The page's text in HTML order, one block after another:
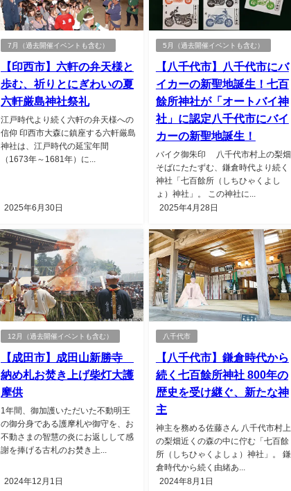
7月（過去開催イベントも含む）
【印西市】六軒の弁天様と
歩む、祈りとにぎわいの夏
六軒厳島神社祭礼
江戸時代より続く六軒の弁天様への
信仰 印西市大森に鎮座する六軒厳島
神社は、江戸時代の延宝年間
（1673年～1681年）に...
2025年6月30日
5月（過去開催イベントも含む）
【八千代市】八千代市にバ
イカーの新聖地誕生！七百
餘所神社が「オートバイ神
社」に認定八千代市にバイ
カーの新聖地誕生！
バイク御朱印 八千代市村上の梨畑
そばにたたずむ、鎌倉時代より続く
神社「七百餘所（しちひゃくよし
ょ）神社」。 この神社に...
2025年4月28日
12月（過去開催イベントも含む）
【成田市】成田山新勝寺
納め札お焚き上げ柴灯大護
摩供
1年間、御加護いただいた不動明王
の御分身である護摩札や御守を、お
不動さまの智慧の炎にお返しして感
謝を捧げる古札のお焚き上...
2024年12月1日
八千代市
【八千代市】鎌倉時代から
続く七百餘所神社 800年の
歴史を受け継ぐ、新たな神
主
神主を務める佐藤さん 八千代市村上
の梨畑近くの森の中に佇む「七百餘
所（しちひゃくよしょ）神社」。 鎌
倉時代から続く由緒あ...
2024年8月1日